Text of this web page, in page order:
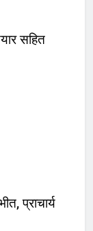
सहित
प्राचार्य